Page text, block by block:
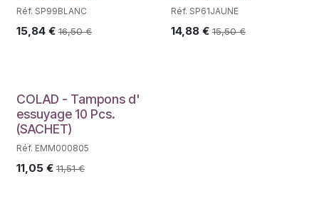
Réf. SP99BLANC
15,84 € 16,50€
Réf. SP61JAUNE
14,88€ 15,50€
COLAD - Tampons d'
essuyage 10 Pcs.
(SACHET)
Réf. EMM000805
11,05 € 11,51€